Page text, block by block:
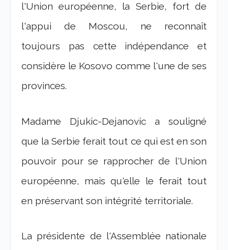
l'Union européenne, la Serbie, fort de
l'appui de Moscou, ne reconnaît
toujours pas cette indépendance et
considère le Kosovo comme l'une de ses
provinces.
Madame Djukic-Dejanovic a souligné
que la Serbie ferait tout ce qui est en son
pouvoir pour se rapprocher de l'Union
européenne, mais qu'elle le ferait tout
en préservant son intégrité territoriale.
La présidente de l'Assemblée nationale